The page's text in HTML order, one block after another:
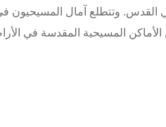
القدس. وتتطلع آمال المسيحيون
المسيحية المقدسة في